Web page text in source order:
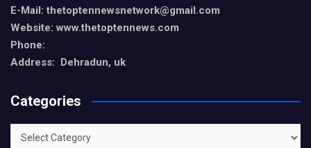
E-Mail: thetoptennewsnetwork@gmail.com
Website: www.thetoptennews.com
Phone:
Address: Dehradun, uk
Categories
Categories